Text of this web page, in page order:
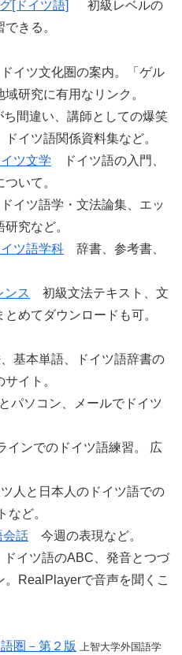
[ドイツ語]
初級レベルの
きる。
イツ文化圏の案内。「ゲル
研究に有用なリンク。
ち間違い、講師としての爆笑
イツ語関係資料集など。
ツ文学 ドイツ語の入門、
いて。
イツ語学・文法論集、エッ
究など。
ツ語学科 辞書、参考書、
ンス
初級文法テキスト、文
めてダウンロードも可。
基本単語、ドイツ語辞書の
イト。
パソコン、メールでドイツ
インでのドイツ語練習。 広
人と日本人のドイツ語での
など。
会話 今週の表現など。
イツ語のABC、発音とつづ
RealPlayerで音声を聞くこ
圏－第２版 上智大学外国語学